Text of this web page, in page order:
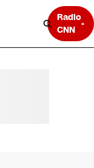
Radio
CNN